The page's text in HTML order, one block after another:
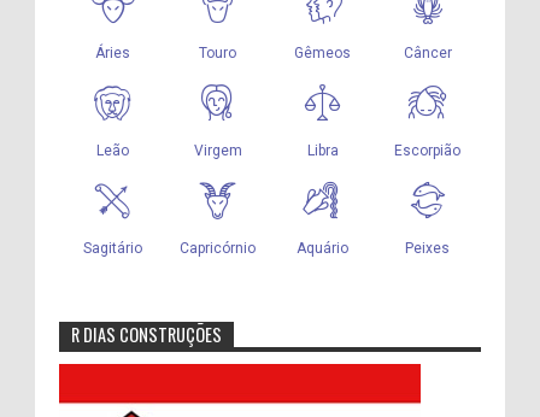
R DIAS CONSTRUÇÕES